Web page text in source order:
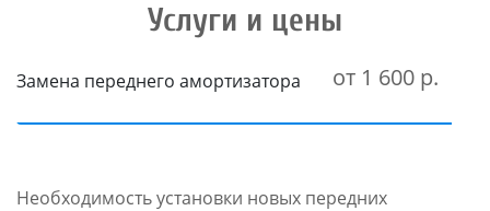
Услуги и цены
Замена переднего амортизатора от 1 600 р.
Необходимость установки новых передних